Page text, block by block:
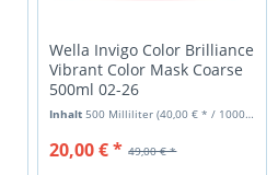
Wella Invigo Color Brilliance
Vibrant Color Mask Coarse
500ml 02-26
Inhalt500 Milliliter(40,00 € * / 1000 Milliliter)
49,00 € *
20,00 € *